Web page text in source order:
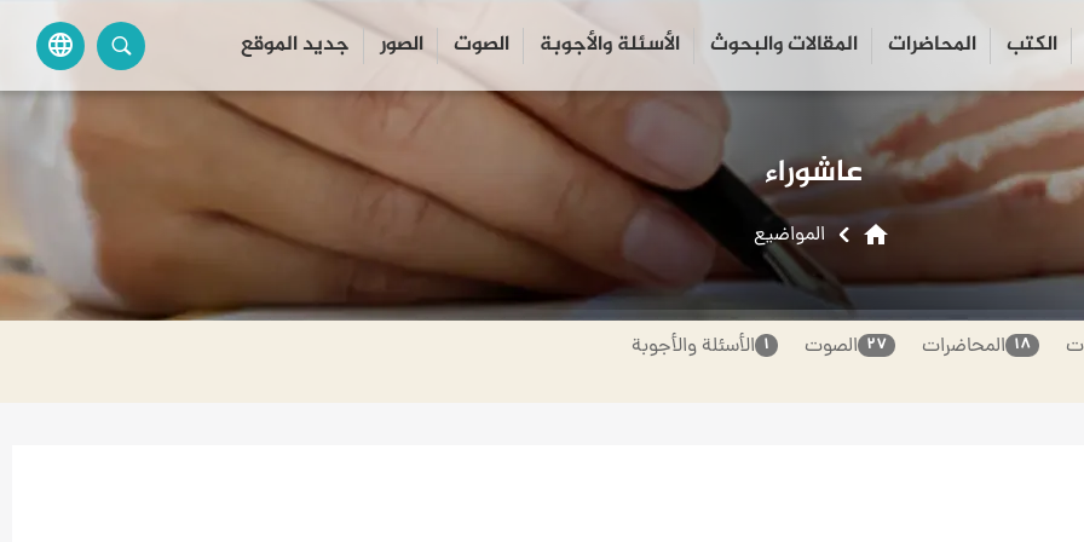
الكتب المحاضرات المقالات والبحوث الأسئلة والأجوبة الصوت الصور جديد الموقع language search
close
عاشوراء
home المواضیع
۱۸ المحاضرات ۲۷ الصوت ۱ الأسئلة والأجوبة